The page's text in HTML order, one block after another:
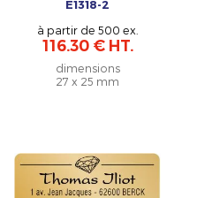
E1318-2
à partir de 500 ex.
116.30 € HT.
dimensions
27 x 25 mm